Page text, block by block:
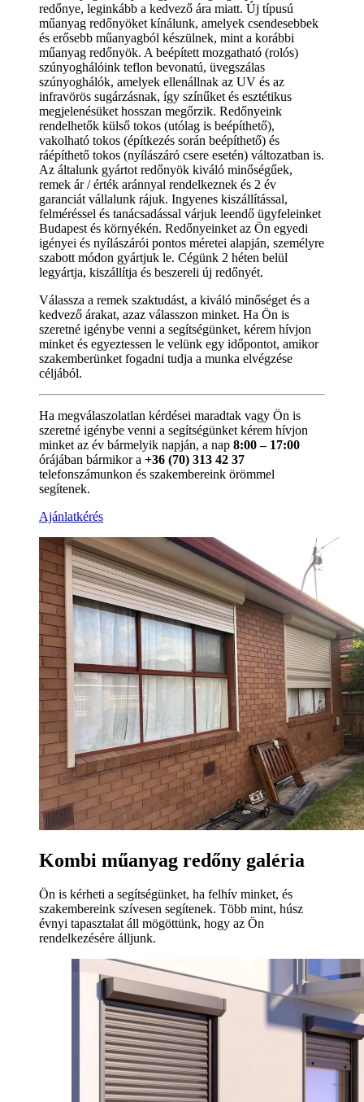
redőnye, leginkább a kedvező ára miatt. Új típusú
műanyag redőnyöket kínálunk, amelyek csendesebbek
és erősebb műanyagból készülnek, mint a korábbi
műanyag redőnyök. A beépített mozgatható (rolós)
szúnyoghálóink teflon bevonatú, üvegszálas
szúnyoghálók, amelyek ellenállnak az UV és az
infravörös sugárzásnak, így színűket és esztétikus
megjelenésüket hosszan megőrzik. Redőnyeink
rendelhetők külső tokos (utólag is beépíthető),
vakolható tokos (építkezés során beépíthető) és
ráépíthető tokos (nyílászáró csere esetén) változatban is.
Az általunk gyártot redőnyök kiváló minőségűek,
remek ár / érték aránnyal rendelkeznek és 2 év
garanciát vállalunk rájuk. Ingyenes kiszállítással,
felméréssel és tanácsadással várjuk leendő ügyfeleinket
Budapest és környékén. Redőnyeinket az Ön egyedi
igényei és nyílászárói pontos méretei alapján, személyre
szabott módon gyártjuk le. Cégünk 2 héten belül
legyártja, kiszállítja és beszereli új redőnyét.
Válassza a remek szaktudást, a kiváló minőséget és a
kedvező árakat, azaz válasszon minket. Ha Ön is
szeretné igénybe venni a segítségünket, kérem hívjon
minket és egyeztessen le velünk egy időpontot, amikor
szakemberünket fogadni tudja a munka elvégzése
céljából.
Ha megválaszolatlan kérdései maradtak vagy Ön is
szeretné igénybe venni a segítségünket kérem hívjon
minket az év bármelyik napján, a nap 8:00 – 17:00
órájában bármikor a +36 (70) 313 42 37
telefonszámunkon és szakembereink örömmel
segítenek.
Ajánlatkérés
Kombi műanyag redőny galéria
Ön is kérheti a segítségünket, ha felhív minket, és
szakembereink szívesen segítenek. Több mint, húsz
évnyi tapasztalat áll mögöttünk, hogy az Ön
rendelkezésére álljunk.